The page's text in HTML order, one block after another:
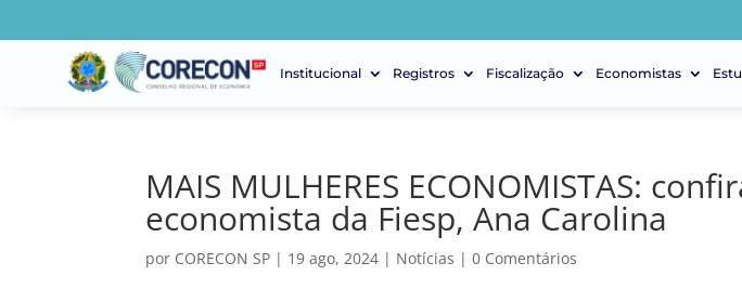
Institucional Registros Fiscalização Economistas
MAIS MULHERES ECONOMISTAS:
economista da Fiesp, Ana Carolina
por CORECON SP | 19 ago, 2024 | Notícias |0 Comentários